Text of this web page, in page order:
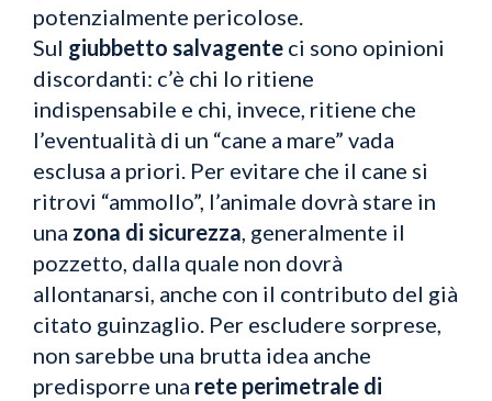
potenzialmente pericolose.
Sul giubbetto salvagente ci sono opinioni
discordanti: c’è chi lo ritiene
indispensabile e chi, invece, ritiene che
l’eventualità di un “cane a mare” vada
esclusa a priori. Per evitare che il cane si
ritrovi “ammollo”, l’animale dovrà stare in
una zona di sicurezza, generalmente il
pozzetto, dalla quale non dovrà
allontanarsi, anche con il contributo del già
citato guinzaglio. Per escludere sorprese,
non sarebbe una brutta idea anche
predisporre una rete perimetrale di